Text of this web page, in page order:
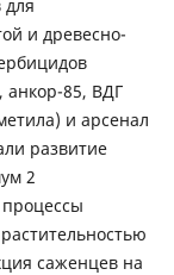
и древесно-
анкор-85, ВДГ
и арсенал
развитие
2
саженцев на